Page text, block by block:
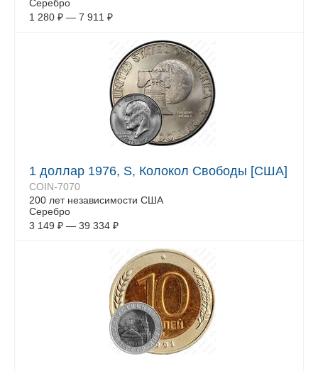
Серебро
1 280 ₽ — 7 911 ₽
1 доллар 1976, S, Колокол Свободы [США]
COIN-7070
200 лет независимости США
Серебро
3 149 ₽ — 39 334 ₽